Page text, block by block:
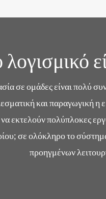
σε ομάδες είναι πολύ
και παραγωγική η
εκτελούν πολύπλοκες
σε ολόκληρο το
προηγμένων